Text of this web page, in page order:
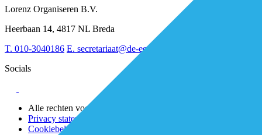
Over BiancAI
Digitalisering
Leiderschap & samenwerking
Sociaal domein
Lorenz Organiseren B.V.
Heerbaan 14, 4817 NL Breda
T. 010-3040186 E. secretariaat@de-eerstelijns.nl
Socials
Alle rechten voorbehouden Lorenz 2025
Privacy statement
Cookiebeleid (EU)